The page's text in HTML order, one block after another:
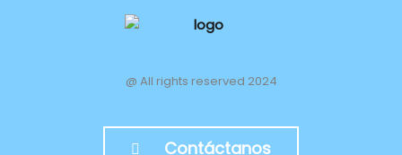
@ All rights reserved 2024
Contáctanos